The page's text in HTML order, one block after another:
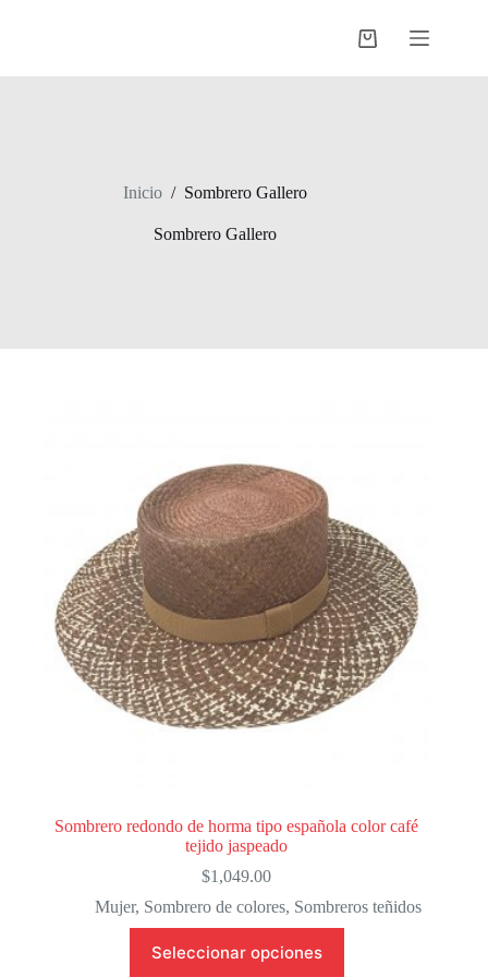
Shopping
Inicio / Sombrero Gallero
Sombrero Gallero
Sombrero redondo de horma tipo española color café
tejido jaspeado
$1,049.00
Mujer, Sombrero de colores, Sombreros teñidos
Seleccionar opciones
producto